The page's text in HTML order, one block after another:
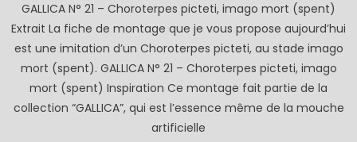
GALLICA N° 21 – Choroterpes picteti, imago mort (spent)
Extrait La fiche de montage que je vous propose aujourd’hui
est une imitation d’un Choroterpes picteti, au stade imago
mort (spent). GALLICA N° 21 – Choroterpes picteti, imago
mort (spent) Inspiration Ce montage fait partie de la
collection “GALLICA”, qui est l’essence même de la mouche
artificielle